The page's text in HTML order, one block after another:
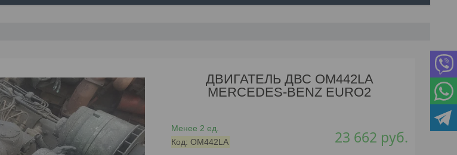
ДВИГАТЕЛЬ ДВС OM442LA
MERCEDES-BENZ EURO2
Менее 2 ед.
Код: OM442LA 23 662 руб.